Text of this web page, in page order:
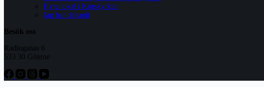
Hyra lokal i Korskyrkan
Jag har deltagit
Besök oss
Radiogatan 6
533 30 Götene